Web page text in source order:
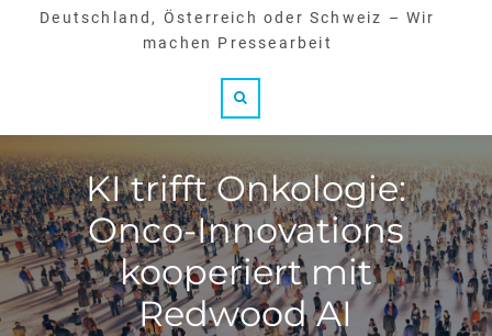
Deutschland, Österreich oder Schweiz – Wir
machen Pressearbeit
KI trifft Onkologie:
Onco-Innovations
kooperiert mit
Redwood AI